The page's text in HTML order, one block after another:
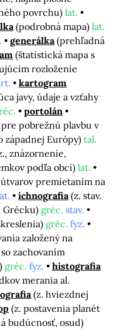
povrchu) lat.
(podrobná mapa) lat.
generálka (prehľadná
(štatistická mapa s
rozloženie
kartogram
javy, údaje a vzťahy
portolán
pobrežnú plavbu v
západnej Európy) tal.
znázornenie,
podľa obcí) lat.
premietaním na
ichnografia (z. stav.
Grécku) gréc. stav.
gréc. fyz.
založený na
zachovaním
gréc. fyz.
histografia
merania al.
(z. hviezdnej
(z. postavenia planét
budúcnosť, osud)